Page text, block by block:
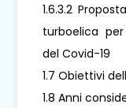
1.6.3.2
turboelica
del Covid-19
1.7 Obiettivi
1.8 Anni